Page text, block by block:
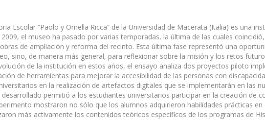
Escolar “Paolo y Ornella Ricca” de la Universidad de Macerata (Italia) es una
el museo ha pasado por varias temporadas, la última de las cuales
de ampliación y reforma del recinto. Esta última fase representó una
sino, de manera más general, para reflexionar sobre la misión y los retos
de la institución en estos años, el ensayo analiza dos proyectos piloto
de herramientas para mejorar la accesibilidad de las personas con
en la realización de artefactos digitales que se implementarán en las
permitió a los estudiantes universitarios participar en la creación de
mostraron no sólo que los alumnos adquirieron habilidades prácticas
más activamente los contenidos teóricos específicos de los programas de